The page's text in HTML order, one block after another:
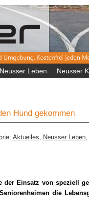
Neusser Leben Neusser
Hund gekommen
Aktuelles, Neusser Leben,
der Einsatz von speziell
die